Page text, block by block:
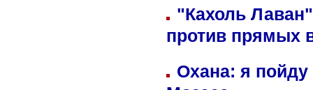
"Кахоль
против прямых
Охана: я пойду